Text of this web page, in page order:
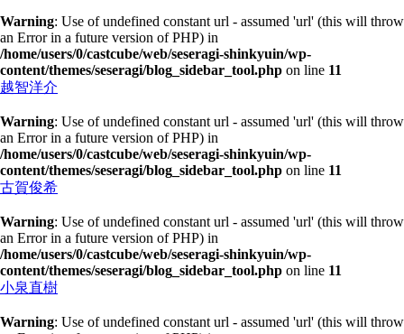
Warning: Use of undefined constant url - assumed 'url' (this will throw
an Error in a future version of PHP) in
/home/users/0/castcube/web/seseragi-shinkyuin/wp-
content/themes/seseragi/blog_sidebar_tool.php on line 11
越智洋介
Warning: Use of undefined constant url - assumed 'url' (this will throw
an Error in a future version of PHP) in
/home/users/0/castcube/web/seseragi-shinkyuin/wp-
content/themes/seseragi/blog_sidebar_tool.php on line 11
古賀俊希
Warning: Use of undefined constant url - assumed 'url' (this will throw
an Error in a future version of PHP) in
/home/users/0/castcube/web/seseragi-shinkyuin/wp-
content/themes/seseragi/blog_sidebar_tool.php on line 11
小泉直樹
Warning: Use of undefined constant url - assumed 'url' (this will throw